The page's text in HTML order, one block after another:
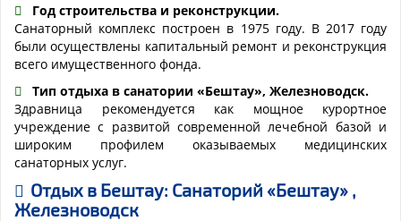
Год строительства и реконструкции.
Санаторный комплекс построен в 1975 году. В 2017 году
были осуществлены капитальный ремонт и реконструкция
всего имущественного фонда.
Тип отдыха в санатории «Бештау», Железноводск.
Здравница рекомендуется как мощное курортное
учреждение с развитой современной лечебной базой и
широким профилем оказываемых медицинских
санаторных услуг.
Отдых в Бештау: Санаторий «Бештау» ,
Железноводск